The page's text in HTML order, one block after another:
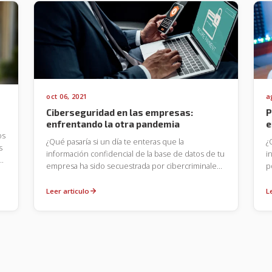
oct 06, 2021
Ciberseguridad en las empresas:
enfrentando la otra pandemia
¿Qué pasaría si un día te enteras que la
información confidencial de la base de datos de tu
empresa ha sido secuestrada por cibercriminales
empresa preparada para enfrentar algo así, sin
Leer articulo